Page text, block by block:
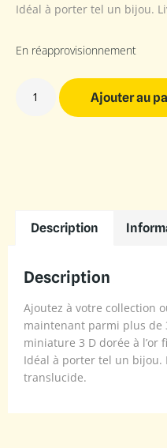
Idéal à porter tel un bijou.
En réapprovisionnement
Ajouter au
Description
Description
Ajoutez à votre collection
maintenant parmi plus de
miniature 3 D dorée à l’or
Idéal à porter tel un bijou.
translucide.